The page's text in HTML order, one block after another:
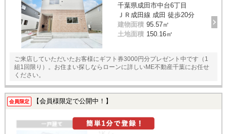
千葉県成田市中台6丁目
ＪＲ成田線 成田 徒歩20分
建物面積 95.57㎡
土地面積 150.16㎡
ご来店していただいたお客様にギフト券3000円分プレゼント中です（1
組1回限り）。お住まい探しならローンに詳しいME不動産千葉にお任せ
ください。
会員限定 【会員様限定で公開中！】